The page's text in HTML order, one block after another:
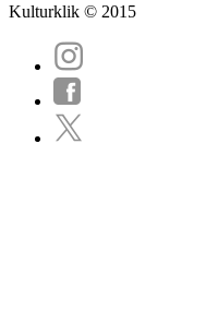
Kulturklik © 2015